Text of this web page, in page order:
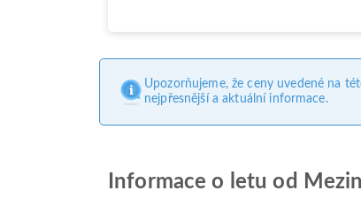
Upozorňujeme, že ceny uvedené na
nejpřesnější a aktuální informace.
Informace o letu od